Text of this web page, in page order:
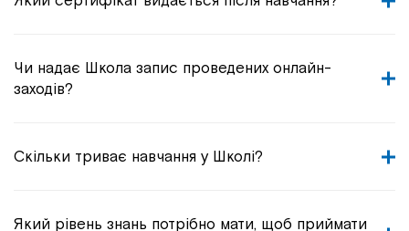
Чи надає Школа запис проведених онлайн-
заходів?
Скільки триває навчання у Школі?
Який рівень знань потрібно мати, щоб приймати